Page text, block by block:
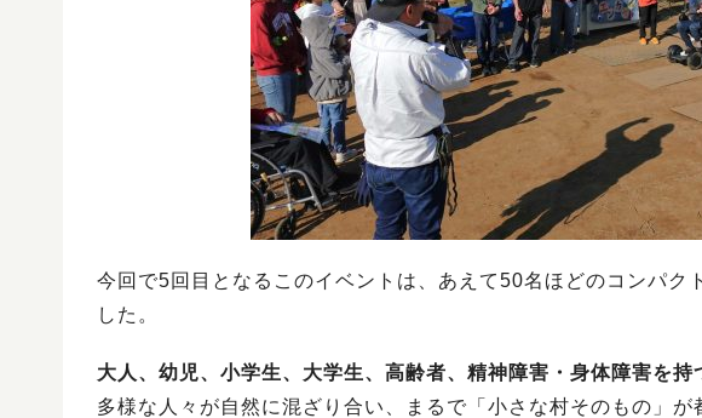
今回で5回目となるこのイベントは、あえて50名ほどのコンパク
した。
大人、幼児、小学生、大学生、高齢者、精神障害・身体障害を持
多様な人々が自然に混ざり合い、まるで「小さな村そのもの」